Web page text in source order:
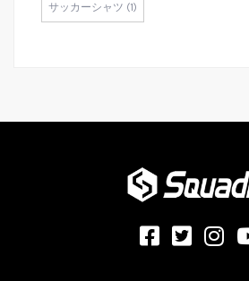
サッカーシャツ (1)